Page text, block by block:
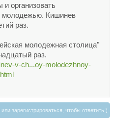
и организовать
молодежью. Кишинев
раз.
молодежная столица"
раз.
v-ch...oy-molodezhnoy-
зарегистрироваться, чтобы ответить.)